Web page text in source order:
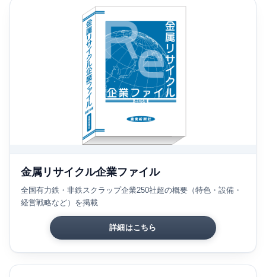
金属リサイクル企業ファイル
全国有力鉄・非鉄スクラップ企業250社超の概要（特色・設備・
経営戦略など）を掲載
詳細はこちら